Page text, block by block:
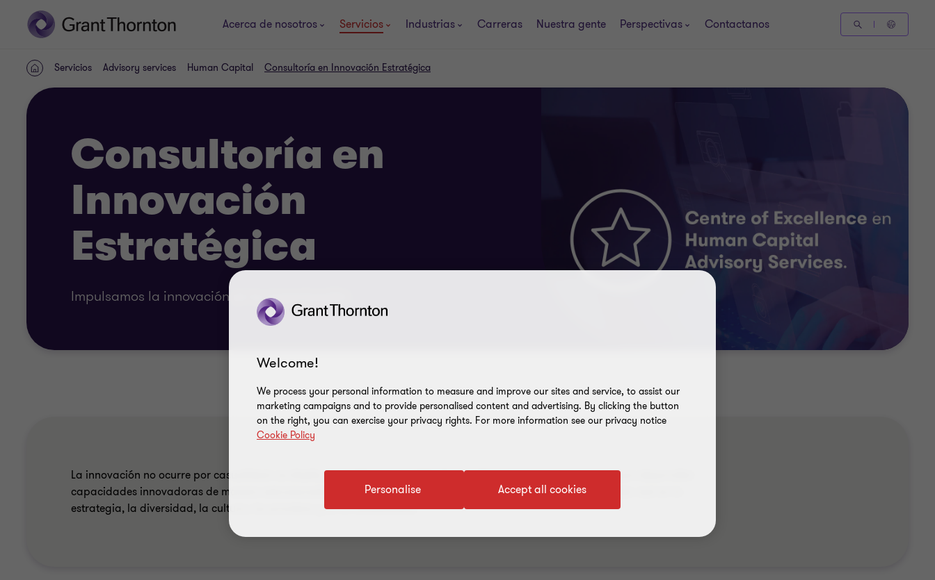
Acerca de nosotros Servicios Industrias Carreras Nuestra gente Perspectivas Contactanos
INICIOServicios Advisory services Human Capital Consultoría en Innovación Estratégica
Consultoría en
Innovación
Estratégica
Impulsamos la innovación en tu organización
La innovación no ocurre por casualidad: se diseña, se gestiona y se mide. Acompañamos a empresas que buscan desarrollar
capacidades innovadoras de manera estructurada, alineando cultura, procesos y talento para generar impacto real en la
estrategia, la diversidad, la cultura, los procesos y en la rentabilidad.
Welcome!
We process your personal information to measure and improve our sites and service, to assist our
marketing campaigns and to provide personalised content and advertising. By clicking the button
on the right, you can exercise your privacy rights. For more information see our privacy notice
Cookie Policy
Accept all cookies
Personalise